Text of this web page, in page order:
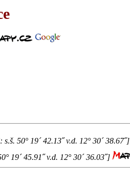
s.š. 50° 19´ 42.13˝ v.d. 12° 30´ 38.67˝]
19´ 45.91˝ v.d. 12° 30´ 36.03˝]